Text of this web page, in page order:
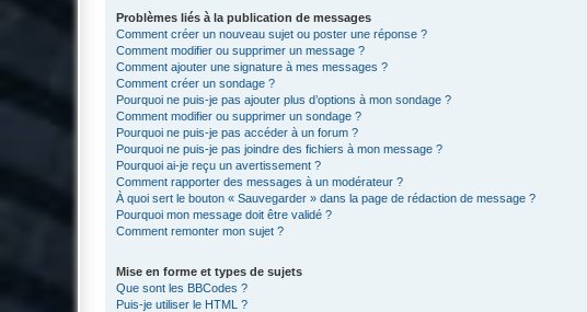
Problèmes liés à la publication de messages
Comment créer un nouveau sujet ou poster une réponse ?
Comment modifier ou supprimer un message ?
Comment ajouter une signature à mes messages ?
Comment créer un sondage ?
Pourquoi ne puis-je pas ajouter plus d’options à mon sondage ?
Comment modifier ou supprimer un sondage ?
Pourquoi ne puis-je pas accéder à un forum ?
Pourquoi ne puis-je pas joindre des fichiers à mon message ?
Pourquoi ai-je reçu un avertissement ?
Comment rapporter des messages à un modérateur ?
À quoi sert le bouton « Sauvegarder » dans la page de rédaction de message ?
Pourquoi mon message doit être validé ?
Comment remonter mon sujet ?
Mise en forme et types de sujets
Que sont les BBCodes ?
Puis-je utiliser le HTML ?